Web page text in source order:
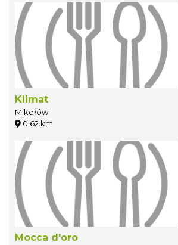
Klimat
Mikołów
0.62 km
Mocca d'oro